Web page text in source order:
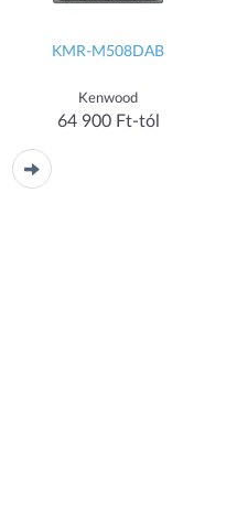
KMR-M508DAB
Kenwood
64 900 Ft-tól